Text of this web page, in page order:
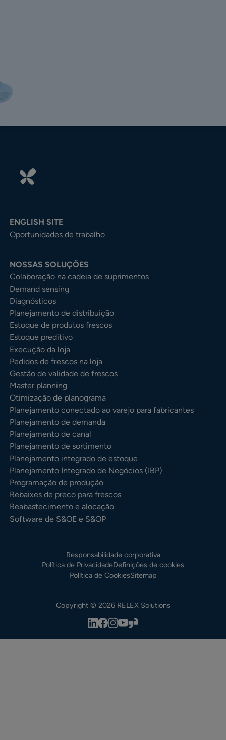
ENGLISH SITE
Oportunidades de trabalho
NOSSAS SOLUÇÕES
Colaboração na cadeia de suprimentos
Demand sensing
Diagnósticos
Planejamento de distribuição
Estoque de produtos frescos
Estoque preditivo
Execução da loja
Pedidos de frescos na loja
Gestão de validade de frescos
Master planning
Otimização de planograma
Planejamento conectado ao varejo para fabricantes
Planejamento de demanda
Planejamento de canal
Planejamento de sortimento
Planejamento integrado de estoque
Planejamento Integrado de Negócios (IBP)
Programação de produção
Rebaixes de preco para frescos
Reabastecimento e alocação
Software de S&OE e S&OP
Responsabilidade corporativa
Política de PrivacidadeDefinições de cookies
Política de CookiesSitemap
Copyright © 2026 RELEX Solutions